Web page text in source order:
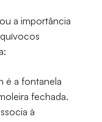
a importância
é a fontanela
fechada.
à